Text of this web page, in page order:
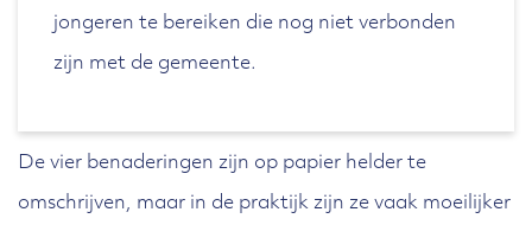
jongeren te bereiken die nog niet verbonden
zijn met de gemeente.
De vier benaderingen zijn op papier helder te
omschrijven, maar in de praktijk zijn ze vaak moeilijker